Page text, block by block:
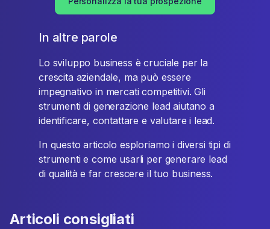
In altre parole
Lo sviluppo business è cruciale per la
crescita aziendale, ma può essere
impegnativo in mercati competitivi. Gli
strumenti di generazione lead aiutano a
identificare, contattare e valutare i lead.
In questo articolo esploriamo i diversi tipi di
strumenti e come usarli per generare lead
di qualità e far crescere il tuo business.
Articoli consigliati